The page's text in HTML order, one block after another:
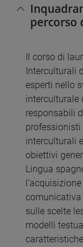
percorso
Il corso di
Interculturali
esperti nello
interculturale
responsabili
professionisti
interculturali
obiettivi
Lingua
comunicativa
sulle scelte
modelli